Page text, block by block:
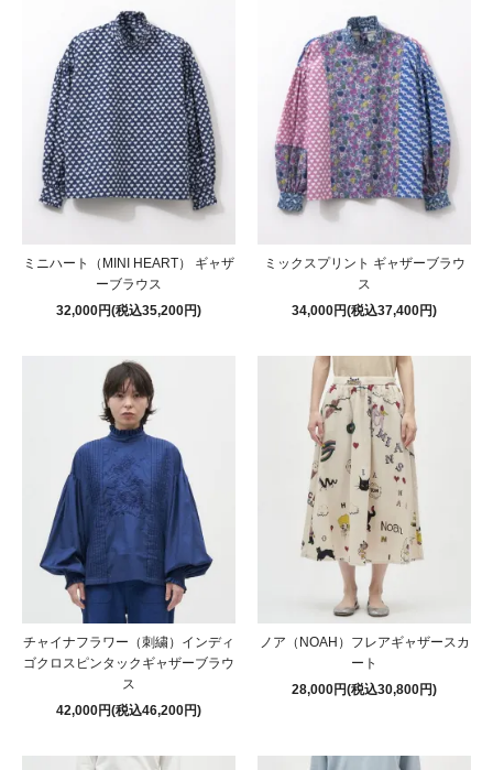
ミニハート（MINI HEART） ギャザ
ーブラウス
32,000円(税込35,200円)
ミックスプリント ギャザーブラウ
ス
34,000円(税込37,400円)
チャイナフラワー（刺繍）インディ
ゴクロスピンタックギャザーブラウ
ス
42,000円(税込46,200円)
ノア（NOAH）フレアギャザースカ
ート
28,000円(税込30,800円)